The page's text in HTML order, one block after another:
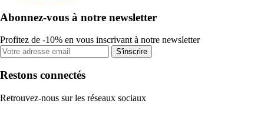
Abonnez-vous à notre newsletter
Profitez de -10% en vous inscrivant à notre newsletter
S'inscrire
Restons connectés
Retrouvez-nous sur les réseaux sociaux